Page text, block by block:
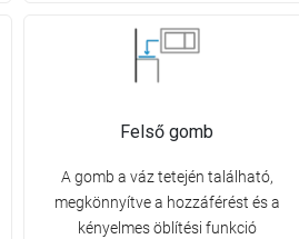
Felső gomb
A gomb a váz tetején található,
megkönnyítve a hozzáférést és a
kényelmes öblítési funkció